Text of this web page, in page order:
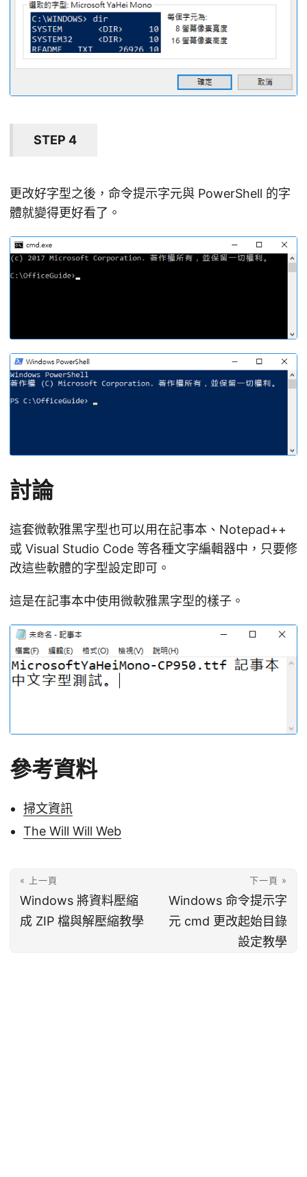
STEP 4
更改好字型之後，命令提示字元與 PowerShell 的字
體就變得更好看了。
討論
這套微軟雅黑字型也可以用在記事本、Notepad++
或 Visual Studio Code 等各種文字編輯器中，只要修
改這些軟體的字型設定即可。
這是在記事本中使用微軟雅黑字型的樣子。
參考資料
掃文資訊
The Will Will Web
« 上一頁
Windows 將資料壓縮
成 ZIP 檔與解壓縮教學
下一頁 »
Windows 命令提示字
元 cmd 更改起始目錄
設定教學